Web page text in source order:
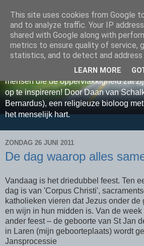
Relax, Relate,
Daan van
Sta samen ontspannen stil bij grote
mensen die de oppervlakkigheid zat
op te inspireren! Door Daan van
Bernardus), een religieuze bioloog
het menselijk hart.
ZONDAG 26 JUNI 2011
De dag waarop alles
Vandaag is het driedubbel feest. Ten
dag is van 'Corpus Christi',
katholieken vieren dat Jezus onder de
en wijn in hun midden is. Van de week
ander feest – de geboorte van St Jan
in Laren (mijn geboorteplaats) wordt
Jansprocessie
This site uses cookies from Google
and to analyze traffic. Your IP
shared with Google along with
metrics to ensure quality of service,
statistics, and to detect and address
LEARN MORE